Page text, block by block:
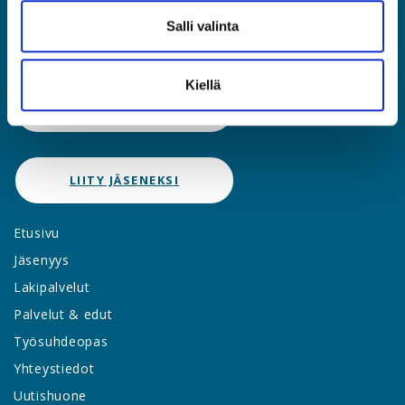
Salli valinta
Kiellä
asia@asia.fi
JÄSENPORTAALIIN
LIITY JÄSENEKSI
Etusivu
Jäsenyys
Lakipalvelut
Palvelut & edut
Työsuhdeopas
Yhteystiedot
Uutishuone